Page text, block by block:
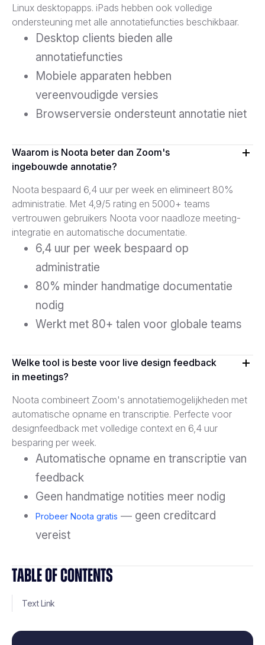
TABLE OF CONTENTS
Text Link
Linux desktopapps. iPads hebben ook volledige
ondersteuning met alle annotatiefuncties beschikbaar.
Desktop clients bieden alle
annotatiefuncties
Mobiele apparaten hebben
vereenvoudigde versies
Browserversie ondersteunt annotatie niet
Waarom is Noota beter dan Zoom's
ingebouwde annotatie?
Noota bespaard 6,4 uur per week en elimineert 80%
administratie. Met 4,9/5 rating en 5000+ teams
vertrouwen gebruikers Noota voor naadloze meeting-
integratie en automatische documentatie.
6,4 uur per week bespaard op
administratie
80% minder handmatige documentatie
nodig
Werkt met 80+ talen voor globale teams
Welke tool is beste voor live design feedback
in meetings?
Noota combineert Zoom's annotatiemogelijkheden met
automatische opname en transcriptie. Perfecte voor
designfeedback met volledige context en 6,4 uur
besparing per week.
Automatische opname en transcriptie van
feedback
Geen handmatige notities meer nodig
Probeer Noota gratis — geen creditcard
vereist